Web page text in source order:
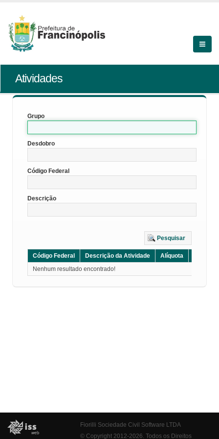
Atividades
Grupo
Desdobro
Código Federal
Descrição
Pesquisar
Código Federal Descrição da Atividade Alíquota
Nenhum resultado encontrado!
Fiorilli Sociedade Civil Software LTDA
© Copyright 2012-2026. Todos os Direitos